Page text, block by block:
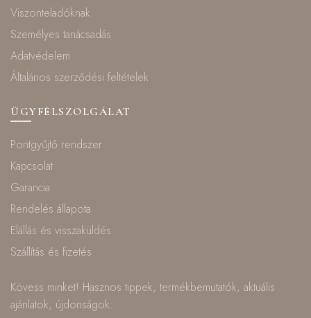
Viszonteladóknak
Személyes tanácsadás
Adatvédelem
Általános szerződési feltételek
ÜGYFÉLSZOLGÁLAT
Pontgyűjtő rendszer
Kapcsolat
Garancia
Rendelés állapota
Elállás és visszaküldés
Szállítás és fizetés
Kövess minket! Hasznos tippek, termékbemutatók, aktuális
ajánlatok, újdonságok: